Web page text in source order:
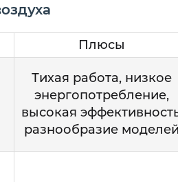
Плюсы
Тихая работа, низкое
энергопотребление,
высокая
разнообразие